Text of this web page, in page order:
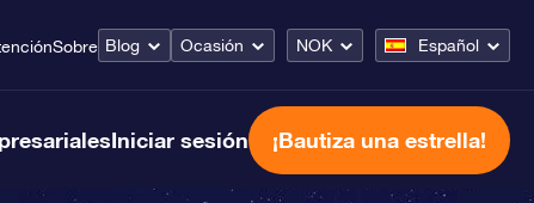
Sobre Blog Ocasión NOK Español
Iniciar sesión ¡Bautiza una estrella!